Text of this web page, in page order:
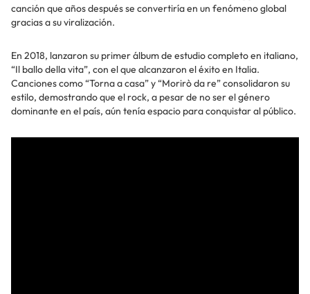
canción que años después se convertiría en un fenómeno global
gracias a su viralización.
En 2018, lanzaron su primer álbum de estudio completo en italiano,
“Il ballo della vita”, con el que alcanzaron el éxito en Italia.
Canciones como “Torna a casa” y “Morirò da re” consolidaron su
estilo, demostrando que el rock, a pesar de no ser el género
dominante en el país, aún tenía espacio para conquistar al público.